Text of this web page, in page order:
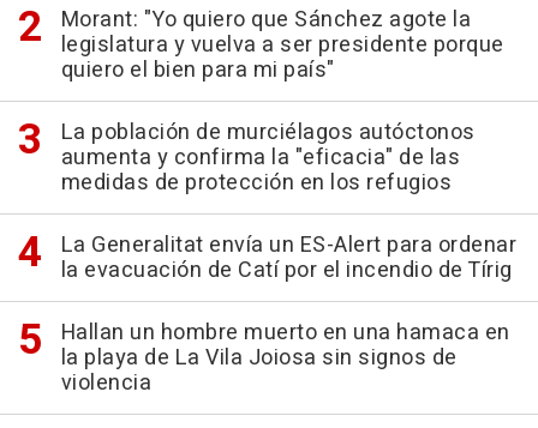
Morant: "Yo quiero que Sánchez agote la
legislatura y vuelva a ser presidente porque
quiero el bien para mi país"
La población de murciélagos autóctonos
aumenta y confirma la "eficacia" de las
medidas de protección en los refugios
La Generalitat envía un ES-Alert para ordenar
la evacuación de Catí por el incendio de Tírig
Hallan un hombre muerto en una hamaca en
la playa de La Vila Joiosa sin signos de
violencia